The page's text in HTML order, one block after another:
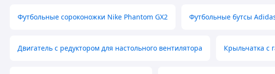
Футбольные сороконожки Nike Phantom GX2 Футбольные бутсы
Двигатель с редуктором для настольного вентилятора Крыльчатка с